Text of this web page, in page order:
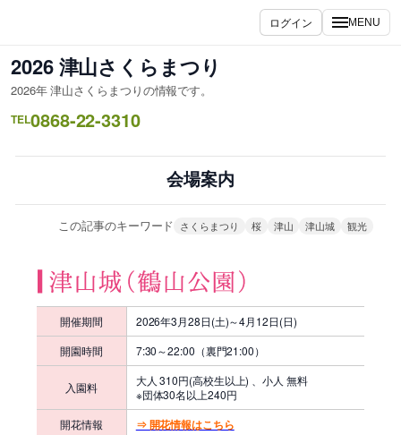
を
ス
キ
ッ
ログイン MENU
2026 津山さくらまつり
2026年 津山さくらまつりの情報です。
TEL0868-22-3310
会場案内
この記事のキーワード さくらまつり 桜 津山 津山城 観光
開催期間
2026年3月28日(土)～4月12日(日)
開園時間
7:30～22:00（裏門21:00）
入園料
大人 310円(高校生以上) 、小人 無料
※団体30名以上240円
開花情報
⇒ 開花情報はこちら